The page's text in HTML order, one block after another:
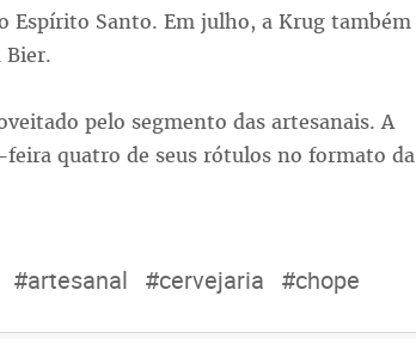
Espírito Santo. Em julho, a Krug também
Bier.
pelo segmento das artesanais. A
quatro de seus rótulos no formato da
#artesanal #cervejaria #chope